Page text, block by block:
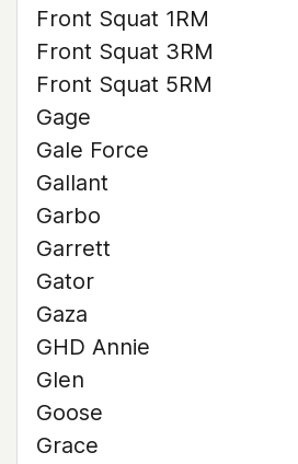
Front Squat 1RM
Front Squat 3RM
Front Squat 5RM
Gage
Gale Force
Gallant
Garbo
Garrett
Gator
Gaza
GHD Annie
Glen
Goose
Grace